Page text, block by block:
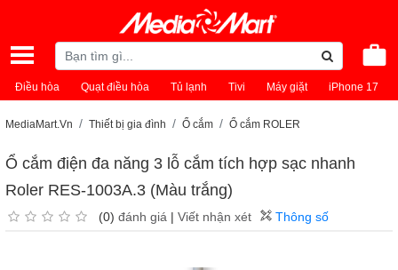
Điều hòa Quạt điều hòa Tủ lạnh Tivi Máy giặt iPhone 17
MediaMart.Vn Thiết bị gia đình Ổ cắm Ổ cắm ROLER
Ổ cắm điện đa năng 3 lỗ cắm tích hợp sạc nhanh
Roler RES-1003A.3 (Màu trắng)
(0) đánh giá | Viết nhận xét Thông số